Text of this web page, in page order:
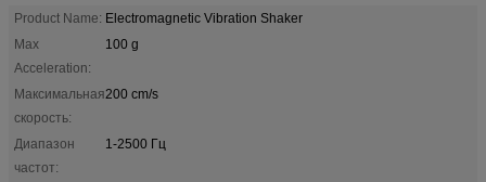
Product Name: Electromagnetic Vibration Shaker
Max
Acceleration:
100 g
Максимальная
скорость:
200 cm/s
Диапазон
частот:
1-2500 Гц